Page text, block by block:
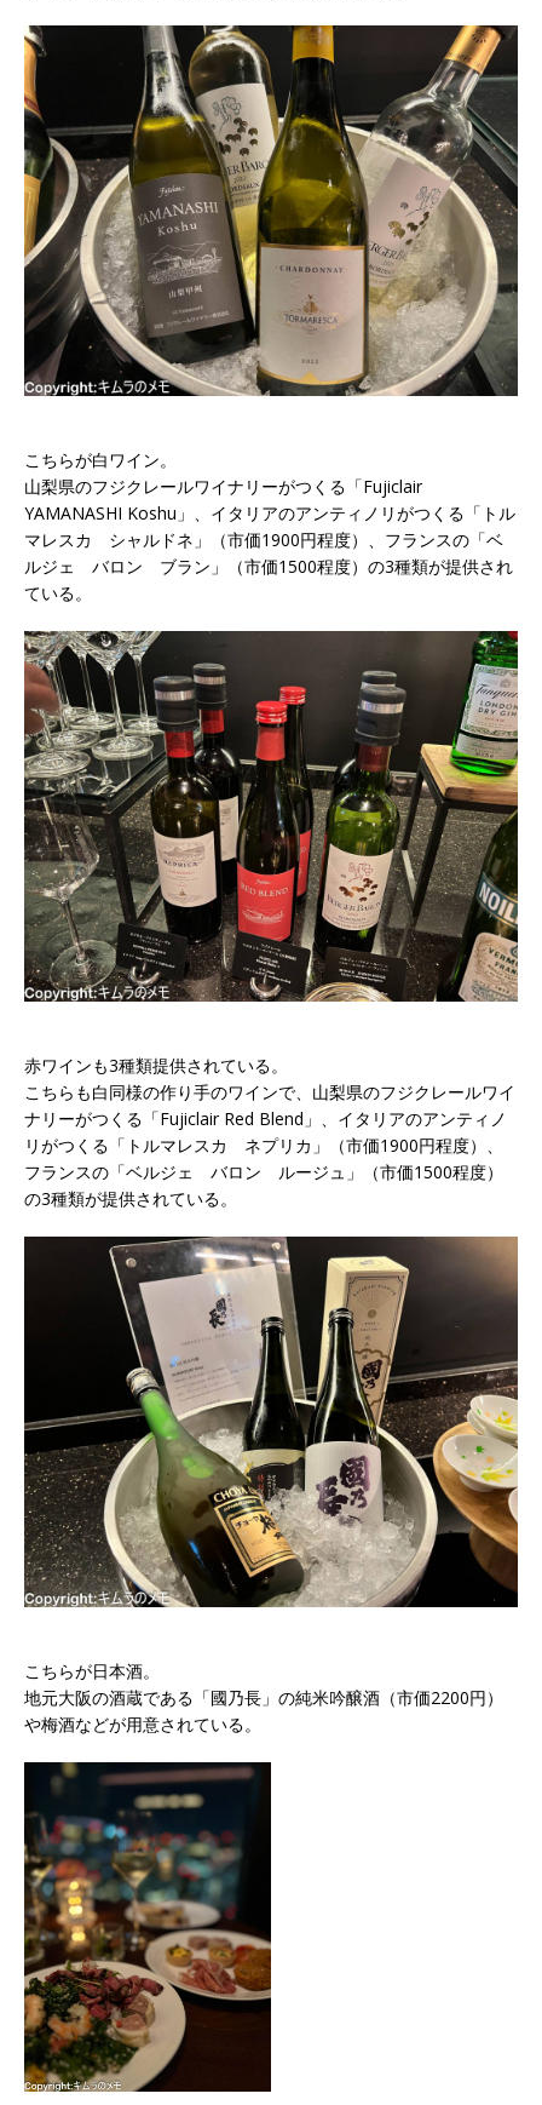
こちらが白ワイン。
山梨県のフジクレールワイナリーがつくる「Fujiclair
YAMANASHI Koshu」、イタリアのアンティノリがつくる「トル
マレスカ シャルドネ」（市価1900円程度）、フランスの「ベ
ルジェ バロン ブラン」（市価1500程度）の3種類が提供され
ている。
赤ワインも3種類提供されている。
こちらも白同様の作り手のワインで、山梨県のフジクレールワイ
ナリーがつくる「Fujiclair Red Blend」、イタリアのアンティノ
リがつくる「トルマレスカ ネプリカ」（市価1900円程度）、
フランスの「ベルジェ バロン ルージュ」（市価1500程度）
の3種類が提供されている。
こちらが日本酒。
地元大阪の酒蔵である「國乃長」の純米吟醸酒（市価2200円）
や梅酒などが用意されている。